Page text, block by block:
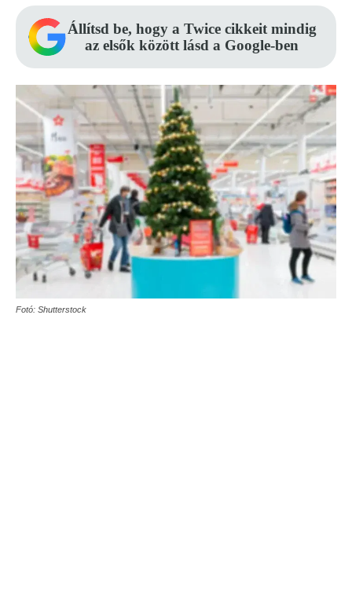
Állítsd be, hogy a Twice cikkeit mindig
az elsők között lásd a Google-ben
Fotó: Shutterstock